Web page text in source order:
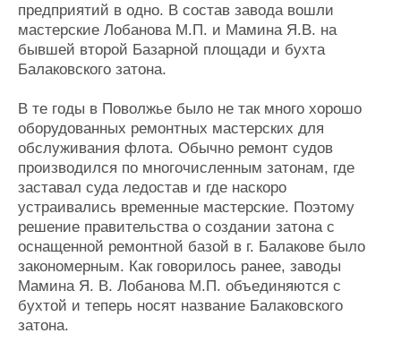
предприятий в одно. В состав завода вошли
мастерские Лобанова М.П. и Мамина Я.В. на
бывшей второй Базарной площади и бухта
Балаковского затона.
В те годы в Поволжье было не так много хорошо
оборудованных ремонтных мастерских для
обслуживания флота. Обычно ремонт судов
производился по многочисленным затонам, где
заставал суда ледостав и где наскоро
устраивались временные мастерские. Поэтому
решение правительства о создании затона с
оснащенной ремонтной базой в г. Балакове было
закономерным. Как говорилось ранее, заводы
Мамина Я. В. Лобанова М.П. объединяются с
бухтой и теперь носят название Балаковского
затона.